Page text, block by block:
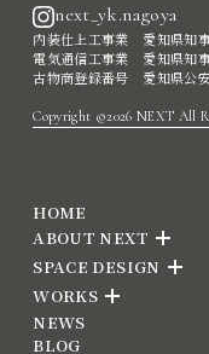
next_yk.nagoya
内装仕上工事業 愛知県知
電気通信工事業 愛知県知
古物商登録番号 愛知県公
Copyright ©2026 NEXT All
HOME
ABOUT NEXT
SPACE DESIGN
WORKS
NEWS
BLOG